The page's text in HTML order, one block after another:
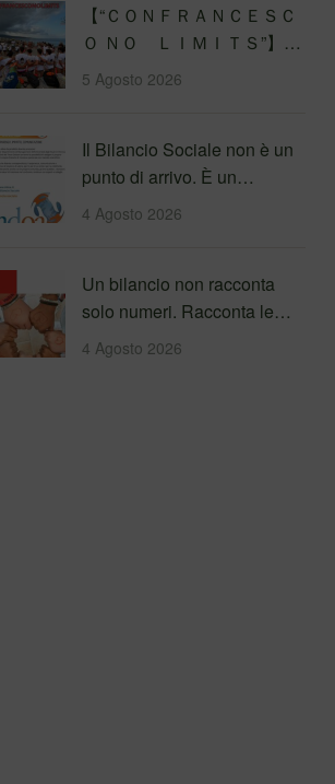
【 “ＣＯＮＦＲＡＮＣＥＳＣ
Ｏ ＮＯ ＬＩＭＩＴＳ”】
Traversata dello Stretto di
Messina
5 Agosto 2026
Il Bilancio Sociale non è un
punto di arrivo. È un
percorso che genera
valore!…
4 Agosto 2026
Un bilancio non racconta
solo numeri. Racconta le
persone incontrate, i
percorsi…
4 Agosto 2026